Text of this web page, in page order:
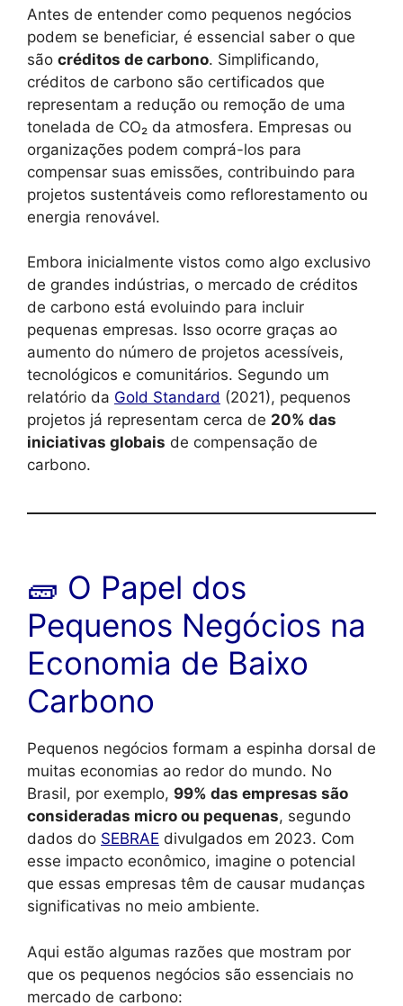
Antes de entender como pequenos negócios
podem se beneficiar, é essencial saber o que
são créditos de carbono. Simplificando,
créditos de carbono são certificados que
representam a redução ou remoção de uma
tonelada de CO₂ da atmosfera. Empresas ou
organizações podem comprá-los para
compensar suas emissões, contribuindo para
projetos sustentáveis como reflorestamento ou
energia renovável.
Embora inicialmente vistos como algo exclusivo
de grandes indústrias, o mercado de créditos
de carbono está evoluindo para incluir
pequenas empresas. Isso ocorre graças ao
aumento do número de projetos acessíveis,
tecnológicos e comunitários. Segundo um
relatório da Gold Standard (2021), pequenos
projetos já representam cerca de 20% das
iniciativas globais de compensação de
carbono.
🧱 O Papel dos
Pequenos Negócios na
Economia de Baixo
Carbono
Pequenos negócios formam a espinha dorsal de
muitas economias ao redor do mundo. No
Brasil, por exemplo, 99% das empresas são
consideradas micro ou pequenas, segundo
dados do SEBRAE divulgados em 2023. Com
esse impacto econômico, imagine o potencial
que essas empresas têm de causar mudanças
significativas no meio ambiente.
Aqui estão algumas razões que mostram por
que os pequenos negócios são essenciais no
mercado de carbono: